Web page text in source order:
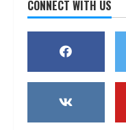
CONNECT WITH US